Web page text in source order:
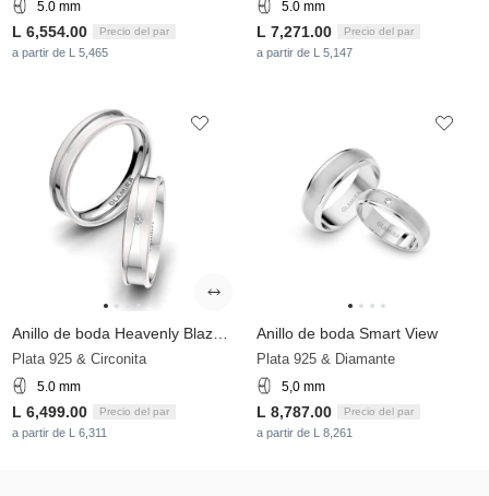
5.0 mm
L 6,554.00 Precio del par
a partir de L 5,465
5.0 mm
L 7,271.00 Precio del par
a partir de L 5,147
Plata 925 & Circonita
5.0 mm
L 6,499.00 Precio del par
a partir de L 6,311
Anillo de boda Smart View
Plata 925 & Diamante
5,0 mm
L 8,787.00 Precio del par
a partir de L 8,261